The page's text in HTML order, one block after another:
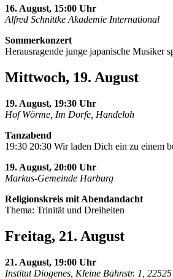
16. August, 15:00 Uhr
Alfred Schnittke Akademie International
Sommerkonzert
Herausragende junge japanische Musiker
Mittwoch, 19. August
19. August, 19:30 Uhr
Hof Wörme, Im Dorfe, Handeloh
Tanzabend
19:30 20:30 Wir laden Dich ein zu einem
19. August, 20:00 Uhr
Markus-Gemeinde Harburg
Religionskreis mit Abendandacht
Thema: Trinität und Dreiheiten
Freitag, 21. August
21. August, 19:00 Uhr
Institut Diogenes, Kleine Bahnstr. 1,